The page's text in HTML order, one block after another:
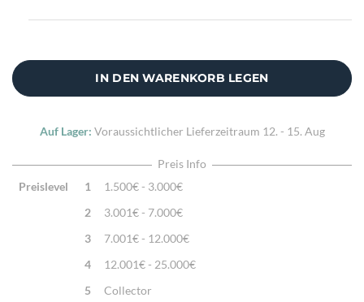
IN DEN WARENKORB LEGEN
Auf Lager: Voraussichtlicher Lieferzeitraum 12. - 15. Aug
Preis Info
Preislevel
1
1.500€ - 3.000€
2
3.001€ - 7.000€
3
7.001€ - 12.000€
4
12.001€ - 25.000€
5
Collector